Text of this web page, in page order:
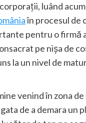
luând
în procesul de
pentru o
pe nișa de
la un nivel de
venind în zona
de a demara un